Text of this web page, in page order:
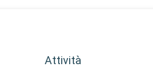
Attività